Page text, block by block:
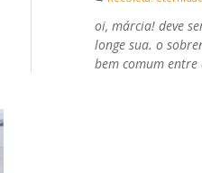
oi, márcia! deve
longe sua. o
bem comum entre